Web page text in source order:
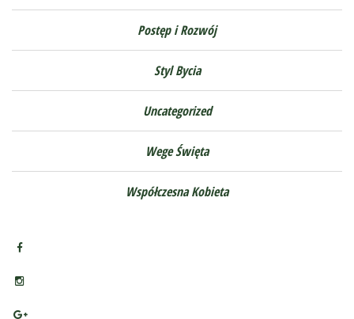
Postęp i Rozwój
Styl Bycia
Uncategorized
Wege Święta
Współczesna Kobieta